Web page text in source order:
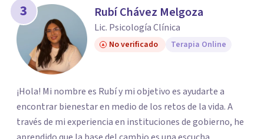
3 Rubí Chávez Melgoza
Lic. Psicología Clínica
No verificado Terapia Online
¡Hola! Mi nombre es Rubí y mi objetivo es ayudarte a
encontrar bienestar en medio de los retos de la vida. A
través de mi experiencia en instituciones de gobierno, he